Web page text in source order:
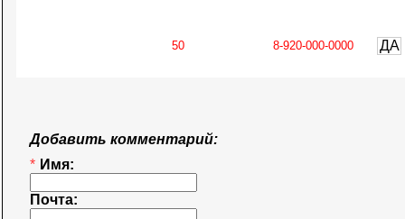
ДА
Добавить комментарий:
* Имя:
Почта: